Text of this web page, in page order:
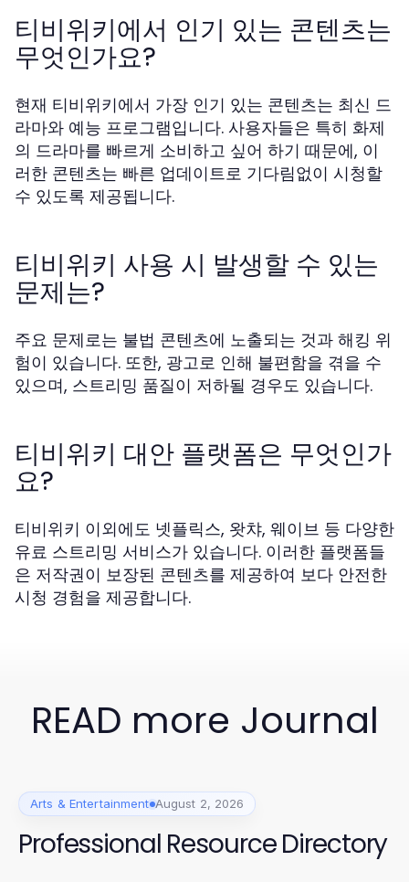
티비위키에서 인기 있는 콘텐츠는
무엇인가요?
현재 티비위키에서 가장 인기 있는 콘텐츠는 최신 드
라마와 예능 프로그램입니다. 사용자들은 특히 화제
의 드라마를 빠르게 소비하고 싶어 하기 때문에, 이
러한 콘텐츠는 빠른 업데이트로 기다림없이 시청할
수 있도록 제공됩니다.
티비위키 사용 시 발생할 수 있는
문제는?
주요 문제로는 불법 콘텐츠에 노출되는 것과 해킹 위
험이 있습니다. 또한, 광고로 인해 불편함을 겪을 수
있으며, 스트리밍 품질이 저하될 경우도 있습니다.
티비위키 대안 플랫폼은 무엇인가
요?
티비위키 이외에도 넷플릭스, 왓챠, 웨이브 등 다양한
유료 스트리밍 서비스가 있습니다. 이러한 플랫폼들
은 저작권이 보장된 콘텐츠를 제공하여 보다 안전한
시청 경험을 제공합니다.
READ more Journal
Arts & Entertainment August 2, 2026
Professional Resource Directory